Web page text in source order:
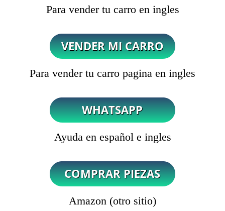
Para vender tu carro en ingles
Para vender tu carro pagina en ingles
Ayuda en español e ingles
Amazon (otro sitio)